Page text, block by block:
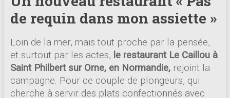
de requin dans mon assiette »
Loin de la mer, mais tout proche par la pensée,
et surtout par les actes, le restaurant Le Caillou à
Saint Philbert sur Orne, en Normandie,rejoint la
campagne. Pour ce couple de plongeurs, qui
cherche à servir des plats confectionnés avec